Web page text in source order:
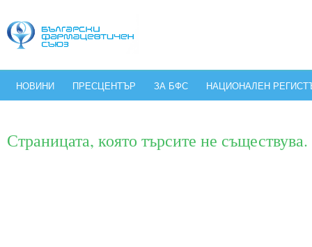
НОВИНИ ПРЕСЦЕНТЪР ЗА БФС НАЦИОНАЛЕН
Страницата, която търсите не съществува.